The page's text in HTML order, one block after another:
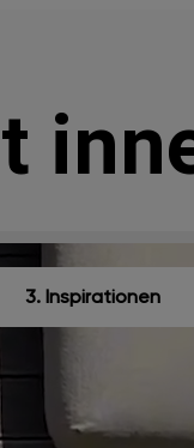
3. Inspirationen